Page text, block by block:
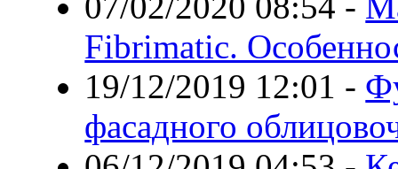
Fibrimatic.
19/12/2019 12:01 -
фасадного